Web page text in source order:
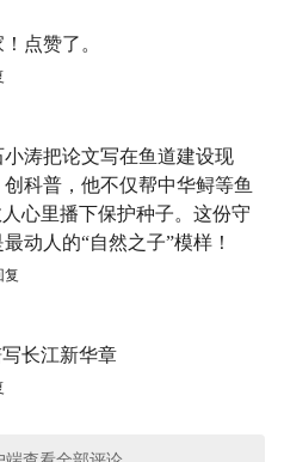
点赞了。
涛把论文写在鱼道建设现
科普，他不仅帮中华鲟等鱼
心里播下保护种子。这份守
动人的“自然之子”模样！
复
长江新华章